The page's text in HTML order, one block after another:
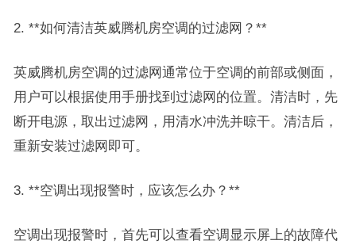
2. **如何清洁英威腾机房空调的过滤网？**
英威腾机房空调的过滤网通常位于空调的前部或侧面，
用户可以根据使用手册找到过滤网的位置。清洁时，先
断开电源，取出过滤网，用清水冲洗并晾干。清洁后，
重新安装过滤网即可。
3. **空调出现报警时，应该怎么办？**
空调出现报警时，首先可以查看空调显示屏上的故障代